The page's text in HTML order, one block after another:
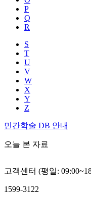
P
Q
R
S
T
U
V
W
X
Y
Z
민간학술 DB 안내
오늘 본 자료
고객센터 (평일:
1599-3122